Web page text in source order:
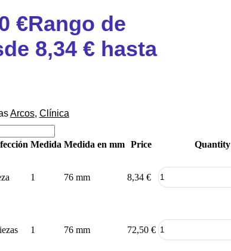
€Rango de
8,34 € hasta
Arcos, Clínica
Medida Medida en mm Price Quantity
1 76 mm 8,34 €
1 76 mm 72,50 €